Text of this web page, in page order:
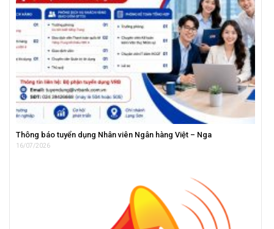
Thông báo tuyển dụng Nhân viên Ngân hàng Việt – Nga
16/07/2026